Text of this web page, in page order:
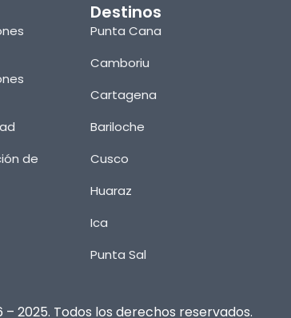
de
Destinos
Punta Cana
Camboriu
Cartagena
Bariloche
Cusco
Huaraz
Ica
Punta Sal
– 2025. Todos los derechos reservados.